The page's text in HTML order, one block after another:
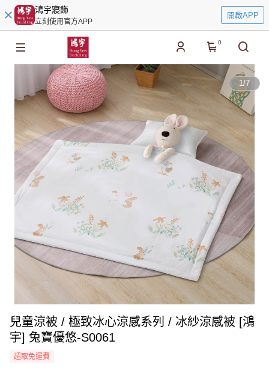
鴻宇寢飾
立刻使用官方APP
開啟APP
0
1/7
兒童涼被 / 極致冰心涼感系列 / 冰紗涼感被 [鴻
宇] 兔寶優悠-S0061
超取免運費